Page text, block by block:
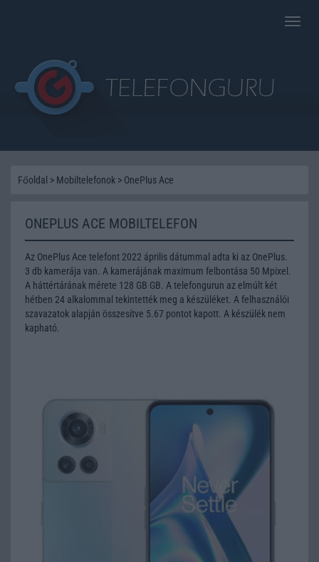
Toggle
Főoldal > Mobiltelefonok > OnePlus Ace
ONEPLUS ACE MOBILTELEFON
Az OnePlus Ace telefont 2022 április dátummal adta ki az OnePlus.
3 db kamerája van. A kamerájának maximum felbontása 50 Mpixel.
A háttértárának mérete 128 GB GB. A telefongurun az elmúlt két
hétben 24 alkalommal tekintették meg a készüléket. A felhasználói
szavazatok alapján összesítve 5.67 pontot kapott. A készülék nem
kapható.